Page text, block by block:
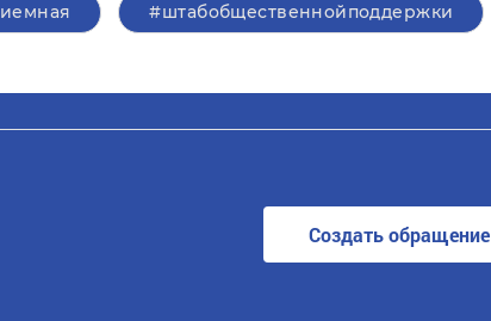
#штабобщественнойподдержки
Создать обращение